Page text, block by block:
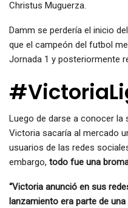
Christus Muguerza.
​Damm se perdería el inicio
que el campeón del futbol
Jornada 1 y posteriormente
Luego de darse a conocer
Victoria sacaría al mercado
usuarios de las redes
embargo, todo fue una
“Victoria anunció en sus
lanzamiento era parte de